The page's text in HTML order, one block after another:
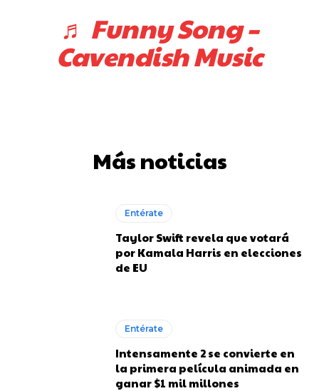
♬ Funny Song –
Cavendish Music
Más noticias
Entérate
Taylor Swift revela que votará
por Kamala Harris en elecciones
de EU
Entérate
Intensamente 2 se convierte en
la primera película animada en
ganar $1 mil millones